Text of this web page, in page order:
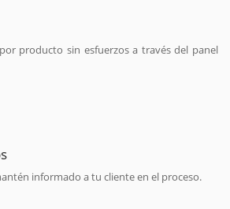
producto sin esfuerzos a través del panel
informado a tu cliente en el proceso.